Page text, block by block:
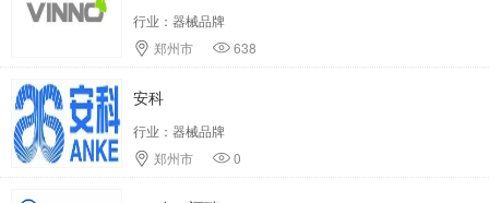
行业：器械品牌
郑州市
638
安科
行业：器械品牌
郑州市
0